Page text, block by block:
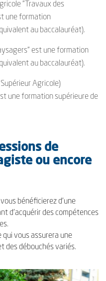
"Travaux des
une formation
au baccalauréat).
est une formation
au baccalauréat).
Agricole)
une formation supérieure de
de
ou encore
bénéficierez d’une
d’acquérir des compétences
vous assurera une
des débouchés variés.